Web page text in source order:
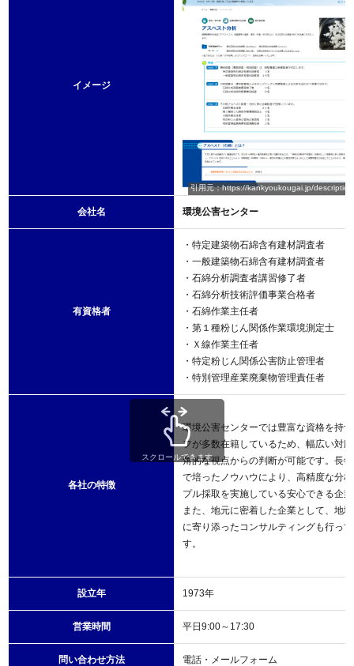
イメージ
引用元：https://kankyoukougai.jp/
会社名 環境公害センター
有資格者
・特定建築物石綿含有建材調査者
・一般建築物石綿含有建材調査者
・石綿分析調査者講習修了者
・石綿分析技術評価事業合格者
・石綿作業主任者
・第１種粉じん関係作業環境測定士
・Ｘ線作業主任者
・特定粉じん関係公害防止管理者
・特別管理産業廃棄物管理責任者
各社の特徴
環境公害センターでは豊富な資格を持
フが多数在籍しているため、幅広い対
角的な視点からの判断が可能です。長
で培ったノウハウにより、高精度な分
プル採取を実施している安心できる企
また、地元に密着した企業として、地
に寄り添ったコンサルティングも行っ
す。
設立年 1973年
営業時間 平日9:00～17:30
問い合わせ方法 電話・メールフォーム
スクロールできます